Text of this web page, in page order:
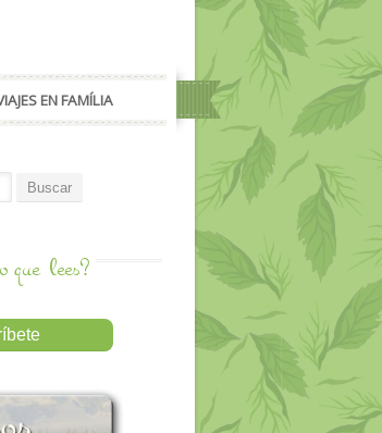
EN FAMÍLIA
que lees?